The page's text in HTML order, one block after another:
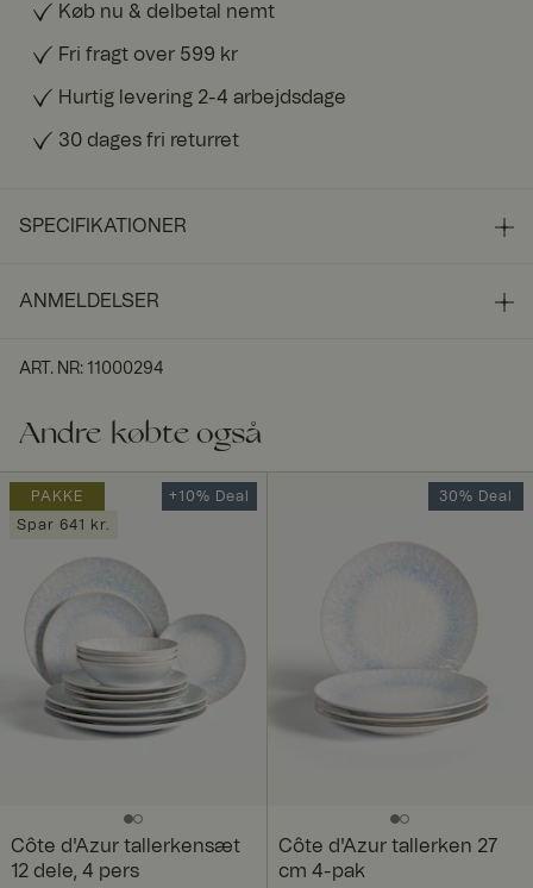
Køb nu & delbetal nemt
Fri fragt over 599 kr
Hurtig levering 2-4 arbejdsdage
30 dages fri returret
SPECIFIKATIONER
ANMELDELSER
ART. NR: 11000294
Andre købte også
PAKKE
Spar 641 kr.
+10% Deal
Côte d'Azur tallerkensæt
12 dele, 4 pers
30% Deal
Côte d'Azur tallerken 27
cm 4-pak